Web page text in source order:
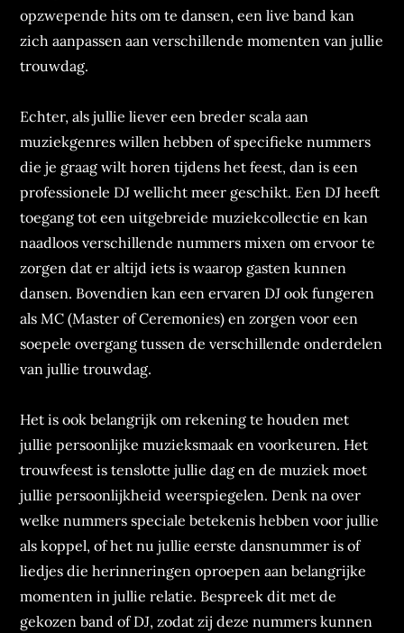
opzwepende hits om te dansen, een live band kan
zich aanpassen aan verschillende momenten van jullie
trouwdag.
Echter, als jullie liever een breder scala aan
muziekgenres willen hebben of specifieke nummers
die je graag wilt horen tijdens het feest, dan is een
professionele DJ wellicht meer geschikt. Een DJ heeft
toegang tot een uitgebreide muziekcollectie en kan
naadloos verschillende nummers mixen om ervoor te
zorgen dat er altijd iets is waarop gasten kunnen
dansen. Bovendien kan een ervaren DJ ook fungeren
als MC (Master of Ceremonies) en zorgen voor een
soepele overgang tussen de verschillende onderdelen
van jullie trouwdag.
Het is ook belangrijk om rekening te houden met
jullie persoonlijke muzieksmaak en voorkeuren. Het
trouwfeest is tenslotte jullie dag en de muziek moet
jullie persoonlijkheid weerspiegelen. Denk na over
welke nummers speciale betekenis hebben voor jullie
als koppel, of het nu jullie eerste dansnummer is of
liedjes die herinneringen oproepen aan belangrijke
momenten in jullie relatie. Bespreek dit met de
gekozen band of DJ, zodat zij deze nummers kunnen